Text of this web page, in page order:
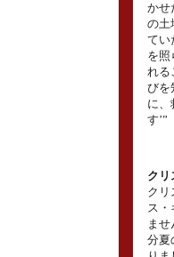
かせ
の土
てい
を照
れる
びを
に、
す’”
クリ
クリ
ス・
ま
分夏